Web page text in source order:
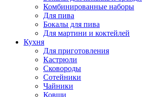
Комбинированные наборы
Для пива
Бокалы для пива
Для мартини и коктейлей
Кухня
Для приготовления
Кастрюли
Сковороды
Сотейники
Чайники
Ковши